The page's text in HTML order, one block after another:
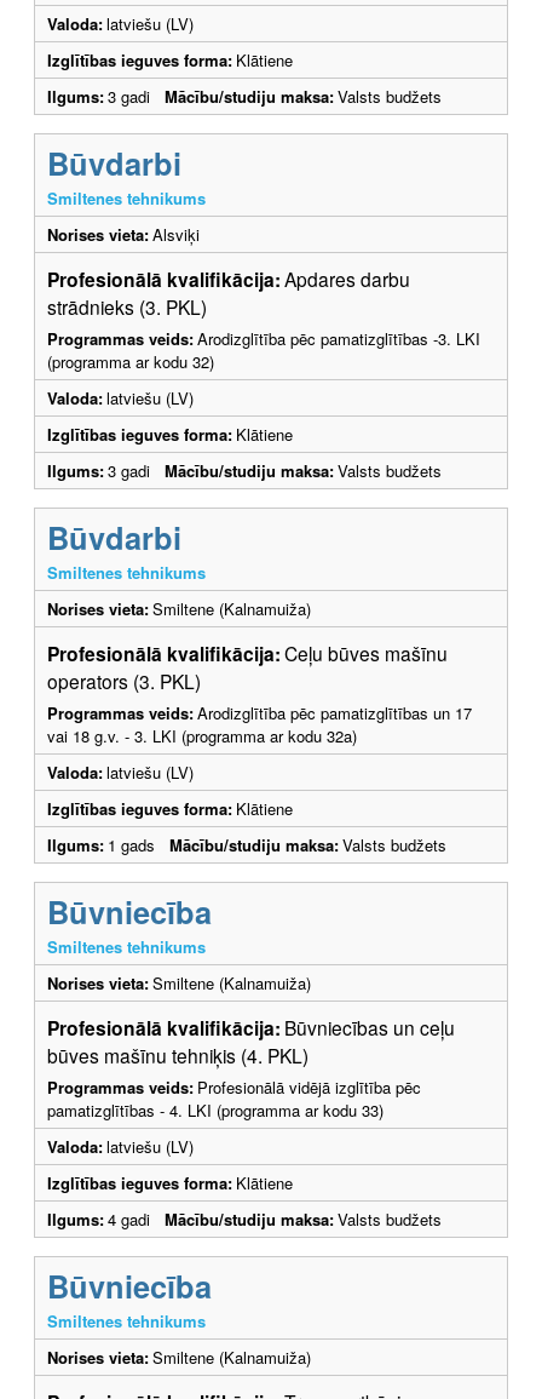
Valoda:latviešu (LV)
Izglītības ieguves forma: Klātiene
Ilgums:3 gadi Mācību/studiju maksa:Valsts budžets
Būvdarbi
Smiltenes tehnikums
Norises vieta:Alsviķi
Profesionālā kvalifikācija:Apdares darbu
strādnieks (3. PKL)
Programmas veids:Arodizglītība pēc pamatizglītības -3. LKI
(programma ar kodu 32)
Valoda:latviešu (LV)
Izglītības ieguves forma: Klātiene
Ilgums:3 gadi Mācību/studiju maksa:Valsts budžets
Būvdarbi
Smiltenes tehnikums
Norises vieta:Smiltene (Kalnamuiža)
Profesionālā kvalifikācija:Ceļu būves mašīnu
operators (3. PKL)
Programmas veids:Arodizglītība pēc pamatizglītības un 17
vai 18 g.v. - 3. LKI (programma ar kodu 32a)
Valoda:latviešu (LV)
Izglītības ieguves forma: Klātiene
Ilgums: 1 gads Mācību/studiju maksa:Valsts budžets
Būvniecība
Smiltenes tehnikums
Norises vieta:Smiltene (Kalnamuiža)
Profesionālā kvalifikācija: Būvniecības un ceļu
būves mašīnu tehniķis (4. PKL)
Programmas veids: Profesionālā vidējā izglītība pēc
pamatizglītības - 4. LKI (programma ar kodu 33)
Valoda:latviešu (LV)
Izglītības ieguves forma: Klātiene
Ilgums:4 gadi Mācību/studiju maksa:Valsts budžets
Būvniecība
Smiltenes tehnikums
Norises vieta:Smiltene (Kalnamuiža)